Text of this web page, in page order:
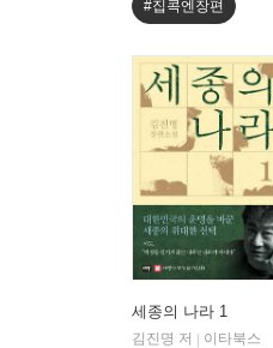
#집콕엔장편
세종의 나라 1
김진명 저
이타북스